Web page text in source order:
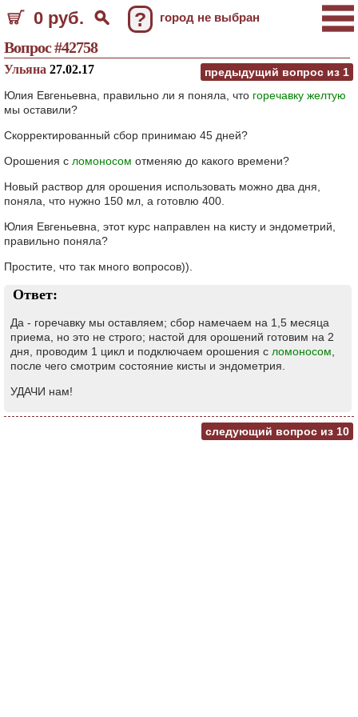
0 руб. ? город не выбран
Вопрос #42758
предыдущий вопрос из 1
Ульяна 27.02.17
Юлия Евгеньевна, правильно ли я поняла, что горечавку желтую
мы оставили?
Скорректированный сбор принимаю 45 дней?
Орошения с ломоносом отменяю до какого времени?
Новый раствор для орошения использовать можно два дня,
поняла, что нужно 150 мл, а готовлю 400.
Юлия Евгеньевна, этот курс направлен на кисту и эндометрий,
правильно поняла?
Простите, что так много вопросов)).
Ответ:
Да - горечавку мы оставляем; сбор намечаем на 1,5 месяца
приема, но это не строго; настой для орошений готовим на 2
дня, проводим 1 цикл и подключаем орошения с ломоносом
после чего смотрим состояние кисты и эндометрия.
УДАЧИ нам!
следующий вопрос из 10